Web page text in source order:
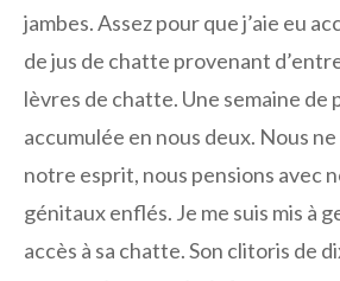
jambes. Assez pour que j’aie eu
de jus de chatte provenant
lèvres de chatte. Une semaine de
accumulée en nous deux. Nous
notre esprit, nous pensions avec
génitaux enflés. Je me suis mis à
accès à sa chatte. Son clitoris de